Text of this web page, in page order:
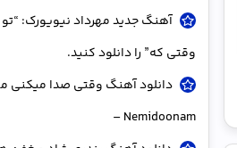
آهنگ جدید مهرداد نیویورک:
وقتی که” را دانلود کنید.
– Nemidoonam